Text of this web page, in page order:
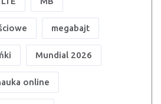
megabajt
Mundial 2026
online